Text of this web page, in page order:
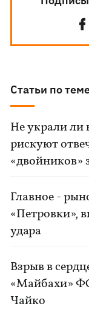
Статьи по
Не украли
рискуют
«двойников»
Главное -
«Петровки»,
удара
Взрыв в
«Майбахи»
Чайко